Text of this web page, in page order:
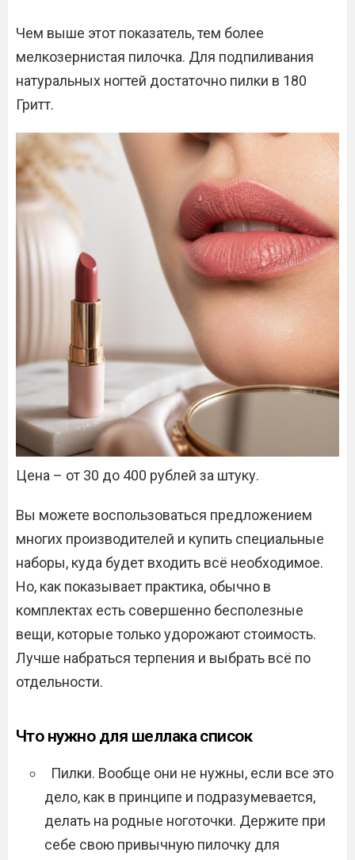
Чем выше этот показатель, тем более
мелкозернистая пилочка. Для подпиливания
натуральных ногтей достаточно пилки в 180
Гритт.
Цена – от 30 до 400 рублей за штуку.
Вы можете воспользоваться предложением
многих производителей и купить специальные
наборы, куда будет входить всё необходимое.
Но, как показывает практика, обычно в
комплектах есть совершенно бесполезные
вещи, которые только удорожают стоимость.
Лучше набраться терпения и выбрать всё по
отдельности.
Что нужно для шеллака список
Пилки. Вообще они не нужны, если все это
дело, как в принципе и подразумевается,
делать на родные ноготочки. Держите при
себе свою привычную пилочку для